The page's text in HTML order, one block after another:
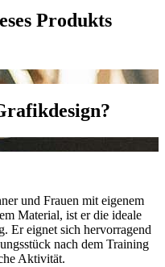
Produkts
und Frauen mit eigenem
Material, ist er die ideale
Er eignet sich hervorragend
nach dem Training
Aktivität.